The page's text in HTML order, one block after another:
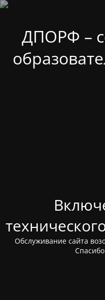
ДПОРФ –
Обслуживание сайта